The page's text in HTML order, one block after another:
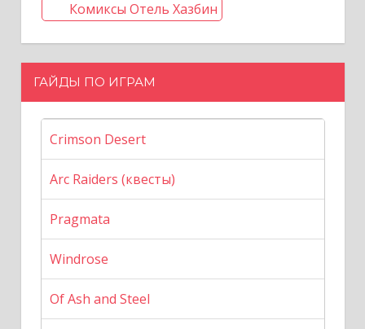
Комиксы Отель Хазбин
ГАЙДЫ ПО ИГРАМ
Crimson Desert
Arc Raiders (квесты)
Pragmata
Windrose
Of Ash and Steel